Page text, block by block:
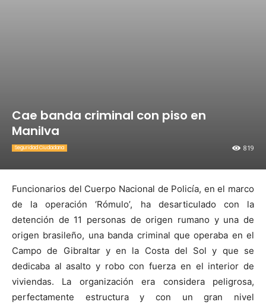
Cae banda criminal con piso en
Manilva
819
Seguridad Ciudadana
Funcionarios del Cuerpo Nacional de Policía, en el marco
de la operación ‘Rómulo’, ha desarticulado con la
detención de 11 personas de origen rumano y una de
origen brasileño, una banda criminal que operaba en el
Campo de Gibraltar y en la Costa del Sol y que se
dedicaba al asalto y robo con fuerza en el interior de
viviendas. La organización era considera peligrosa,
perfectamente estructura y con un gran nivel